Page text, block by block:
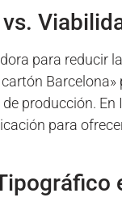
para reducir
producción.
para